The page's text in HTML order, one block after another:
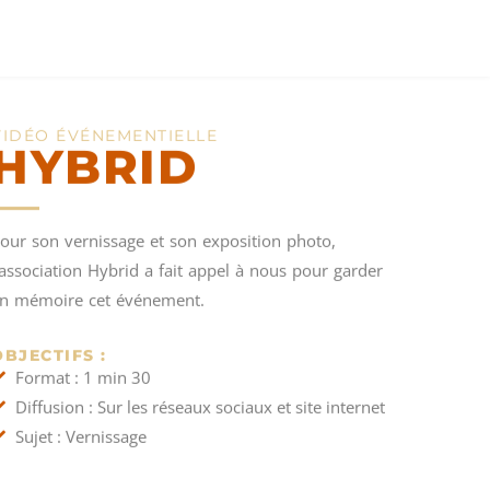
ÉVÉNEMENTIELLE
son vernissage et son exposition photo,
Hybrid a fait appel à nous pour garder
mémoire cet événement.
:
Format : 1 min 30
Diffusion : Sur les réseaux sociaux et site internet
Sujet : Vernissage